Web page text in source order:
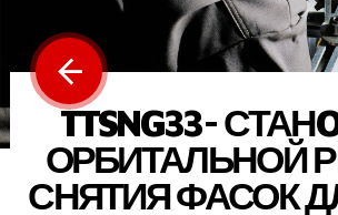
TTSNG33-
ОРБИТАЛЬНОЙ
СНЯТИЯ ФАСОК